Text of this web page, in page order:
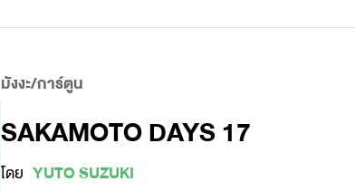
มังงะ/การ์ตูน
SAKAMOTO DAYS 17
โดย YUTO SUZUKI